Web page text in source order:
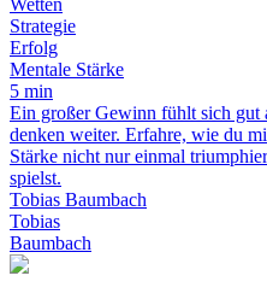
Wetten
Strategie
Erfolg
Mentale Stärke
5 min
Ein großer Gewinn fühlt sich gut
denken weiter. Erfahre, wie du
Stärke nicht nur einmal
spielst.
Tobias Baumbach
Tobias
Baumbach